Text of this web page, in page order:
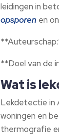
leidingen in
opsporen en
**Doel van de
Wat is
Lekdetectie in
woningen en
thermografie